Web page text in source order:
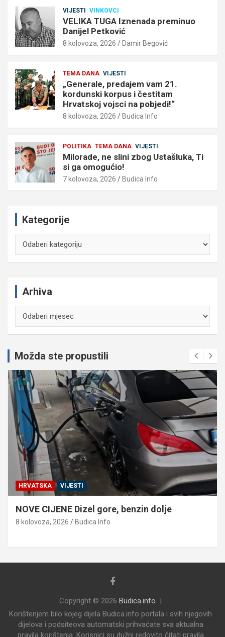
VIJESTI VINKOVCI
VELIKA TUGA Iznenada preminuo
Danijel Petković
8 kolovoza, 2026 Damir Begović
TEMA DANA VIJESTI
„Generale, predajem vam 21.
kordunski korpus i čestitam
Hrvatskoj vojsci na pobjedi!“
8 kolovoza, 2026 Budica Info
POLITIKA TEMA DANA VIJESTI
Milorade, ne slini zbog Ustašluka, Ti
si ga omogućio!
7 kolovoza, 2026 Budica Info
Kategorije
Arhiva
Možda ste propustili
HRVATSKA VIJESTI
NOVE CIJENE Dizel gore, benzin dolje
8 kolovoza, 2026 Budica Info
Copyright © 2026 Budica.info
Korištenjem bilo kojeg dijela Budica.info portala i svih njegovih
dijelova i podsiteova automatski prihvaćate sva aktualna
pravila korištenja. Korisnici su dužni redovito čitati pravila